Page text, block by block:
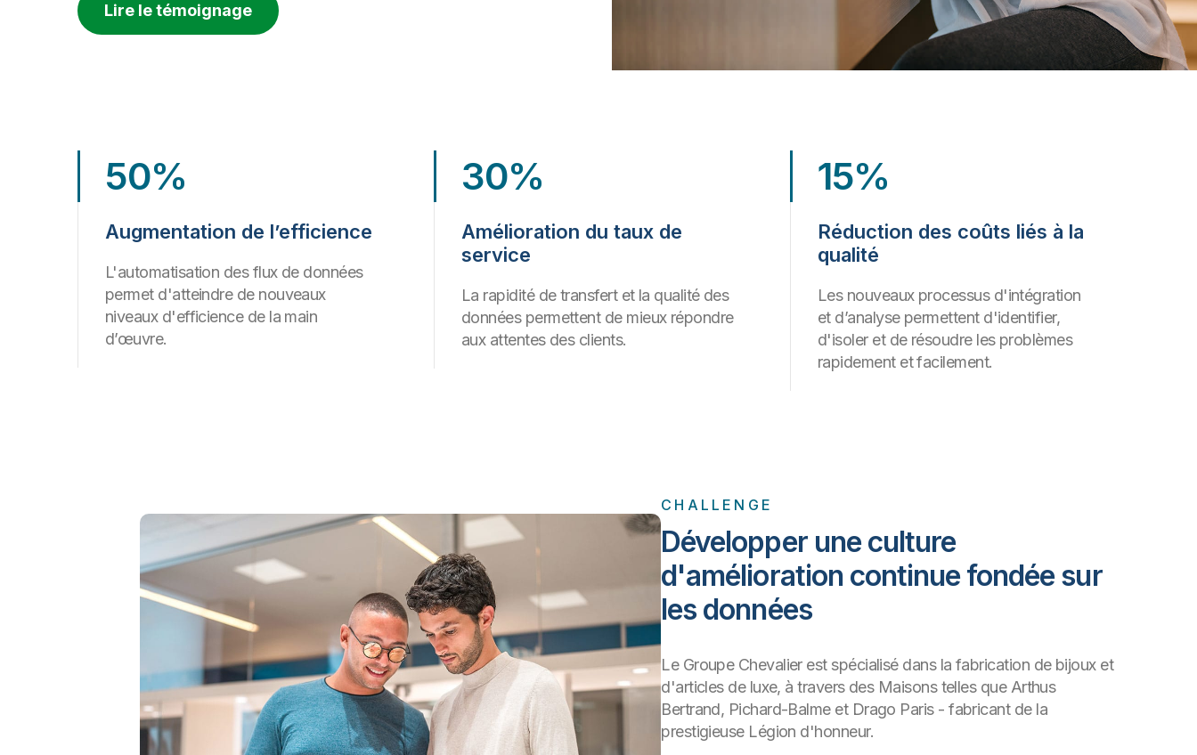
Lire le témoignage
50%
Augmentation de l’efficience
L'automatisation des flux de données
permet d'atteindre de nouveaux
niveaux d'efficience de la main
d’œuvre.
30%
Amélioration du taux de
service
La rapidité de transfert et la qualité des
données permettent de mieux répondre
aux attentes des clients.
15%
Réduction des coûts liés à la
qualité
Les nouveaux processus d'intégration
et d’analyse permettent d'identifier,
d'isoler et de résoudre les problèmes
rapidement et facilement.
CHALLENGE
Développer une culture
d'amélioration continue fondée sur
les données
Le Groupe Chevalier est spécialisé dans la fabrication de bijoux et
d'articles de luxe, à travers des Maisons telles que Arthus
Bertrand, Pichard-Balme et Drago Paris - fabricant de la
prestigieuse Légion d'honneur.